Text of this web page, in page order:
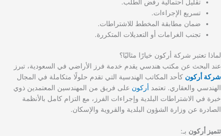
تقليل احتمالية رفض الطلب.
تسريع الإجراءات.
ضمان مطابقة المخطط للاشتراطات.
تجنب الغرامات أو التعديلات المتكررة.
لماذا تعتبر شركة أركون خيارًا مثاليًا؟
عند البحث عن مكتب هندسي يقدم خدمة فرز الأراضي في السعودية، تبرز
شركة أركون كأحد المكاتب الهندسية التي تقدم حلولًا متكاملة في المجال
الهندسي والعقاري. تعتمد أركون على فريق من المهندسين المعتمدين ذوي
خبرة في الاشتراطات البلدية وإجراءات الفرز، مع التزام كامل بالأنظمة
الصادرة عن وزارة الشؤون البلدية والقروية والإسكان.
تتميز أركون بـ: